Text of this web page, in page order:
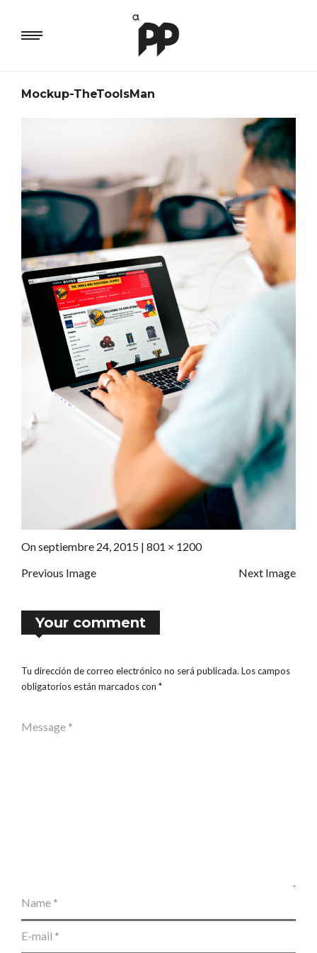
Mockup-TheToolsMan
Onseptiembre 24, 2015 | Full
801 × 1200
Previous Image
Next Image
Your comment
Tu dirección de correo electrónico no será publicada. Los campos
obligatorios están marcados con *